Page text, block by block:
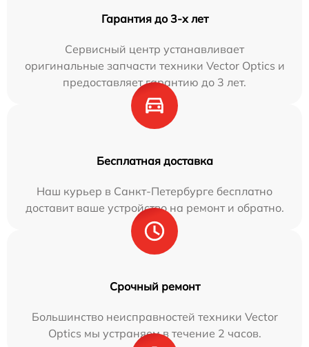
Гарантия до 3-х лет
Сервисный центр устанавливает
оригинальные запчасти техники Vector Optics и
предоставляет гарантию до 3 лет.
Бесплатная доставка
Наш курьер в Санкт-Петербурге бесплатно
доставит ваше устройство на ремонт и обратно.
Срочный ремонт
Большинство неисправностей техники Vector
Optics мы устраняем в течение 2 часов.